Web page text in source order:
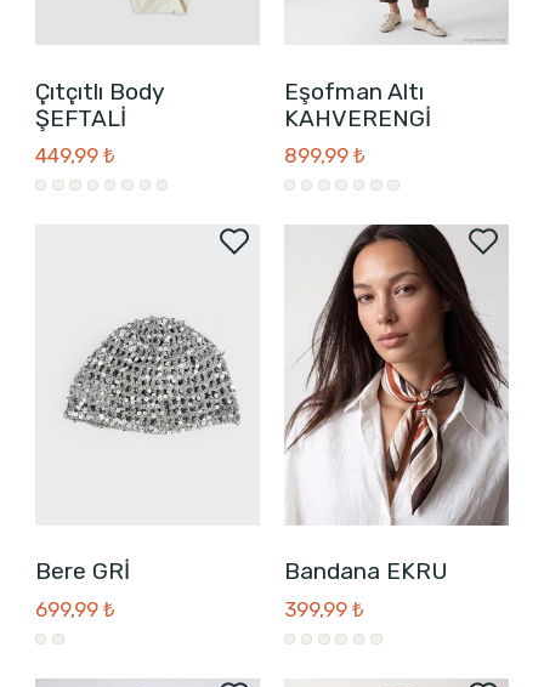
Çıtçıtlı Body
ŞEFTALİ
449,99 ₺
Eşofman Altı
KAHVERENGİ
899,99 ₺
Bere GRİ
699,99 ₺
Bandana EKRU
399,99 ₺